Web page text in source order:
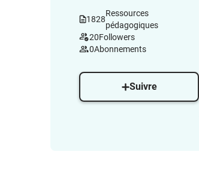
1828
Ressources
pédagogiques
20Followers
0Abonnements
Suivre